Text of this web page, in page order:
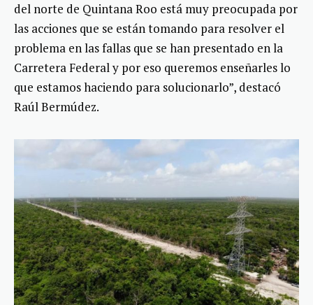
del norte de Quintana Roo está muy preocupada por
las acciones que se están tomando para resolver el
problema en las fallas que se han presentado en la
Carretera Federal y por eso queremos enseñarles lo
que estamos haciendo para solucionarlo”, destacó
Raúl Bermúdez.